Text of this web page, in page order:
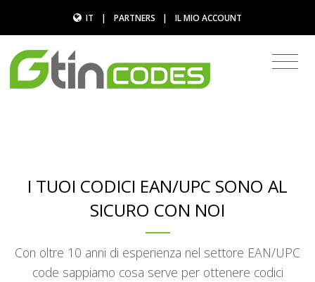
IT | PARTNERS | IL MIO ACCOUNT
I TUOI CODICI EAN/UPC SONO AL
SICURO CON NOI
Con oltre 10 anni di esperienza nel settore EAN/UPC
code sappiamo cosa serve per ottenere codici